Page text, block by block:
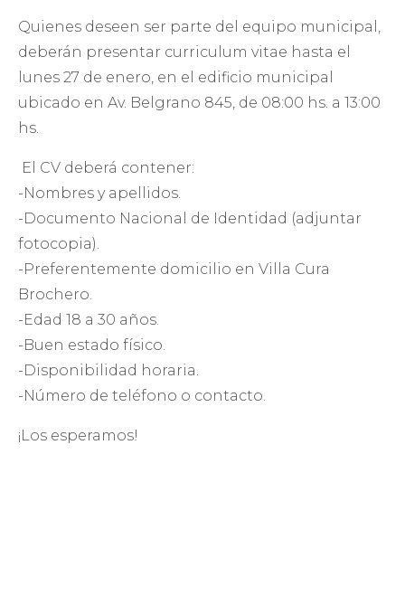
Quienes deseen ser parte del equipo municipal,
deberán presentar curriculum vitae hasta el
lunes 27 de enero, en el edificio municipal
ubicado en Av. Belgrano 845, de 08:00 hs. a 13:00
hs.
El CV deberá contener:
-Nombres y apellidos.
-Documento Nacional de Identidad (adjuntar
fotocopia).
-Preferentemente domicilio en Villa Cura
Brochero.
-Edad 18 a 30 años.
-Buen estado físico.
-Disponibilidad horaria.
-Número de teléfono o contacto.
¡Los esperamos!